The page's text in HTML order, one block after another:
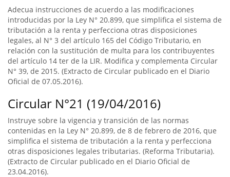
Adecua instrucciones de acuerdo a las modificaciones
introducidas por la Ley N° 20.899, que simplifica el sistema de
tributación a la renta y perfecciona otras disposiciones
legales, al N° 3 del artículo 165 del Código Tributario, en
relación con la sustitución de multa para los contribuyentes
del artículo 14 ter de la LIR. Modifica y complementa Circular
N° 39, de 2015. (Extracto de Circular publicado en el Diario
Oficial de 07.05.2016).
Circular N°21 (19/04/2016)
Instruye sobre la vigencia y transición de las normas
contenidas en la Ley N° 20.899, de 8 de febrero de 2016, que
simplifica el sistema de tributación a la renta y perfecciona
otras disposiciones legales tributarias. (Reforma Tributaria).
(Extracto de Circular publicado en el Diario Oficial de
23.04.2016).